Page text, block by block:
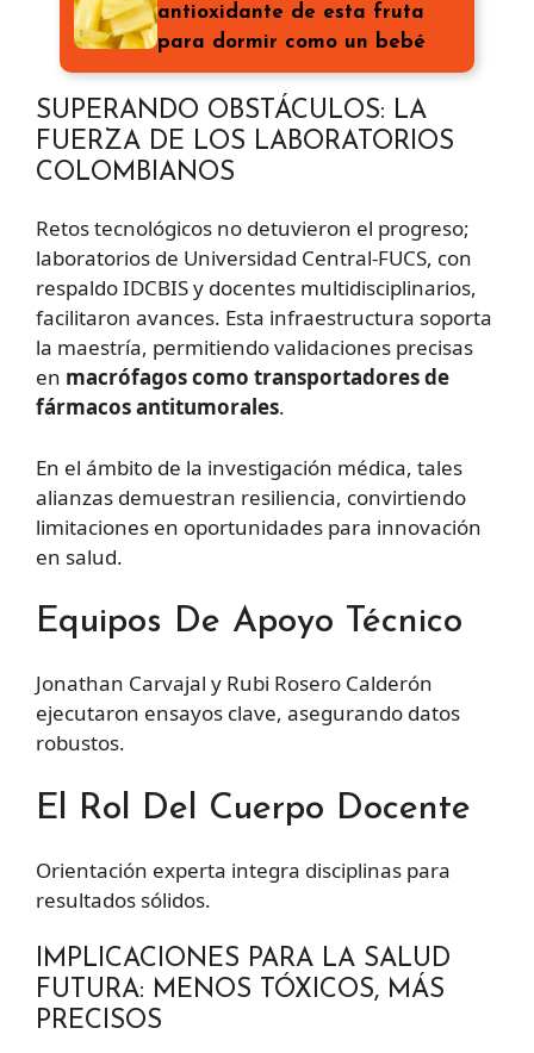
antioxidante de esta fruta
para dormir como un bebé
SUPERANDO OBSTÁCULOS: LA
FUERZA DE LOS LABORATORIOS
COLOMBIANOS
Retos tecnológicos no detuvieron el progreso;
laboratorios de Universidad Central-FUCS, con
respaldo IDCBIS y docentes multidisciplinarios,
facilitaron avances. Esta infraestructura soporta
la maestría, permitiendo validaciones precisas
en macrófagos como transportadores de
fármacos antitumorales.
En el ámbito de la investigación médica, tales
alianzas demuestran resiliencia, convirtiendo
limitaciones en oportunidades para innovación
en salud.
Equipos De Apoyo Técnico
Jonathan Carvajal y Rubi Rosero Calderón
ejecutaron ensayos clave, asegurando datos
robustos.
El Rol Del Cuerpo Docente
Orientación experta integra disciplinas para
resultados sólidos.
IMPLICACIONES PARA LA SALUD
FUTURA: MENOS TÓXICOS, MÁS
PRECISOS